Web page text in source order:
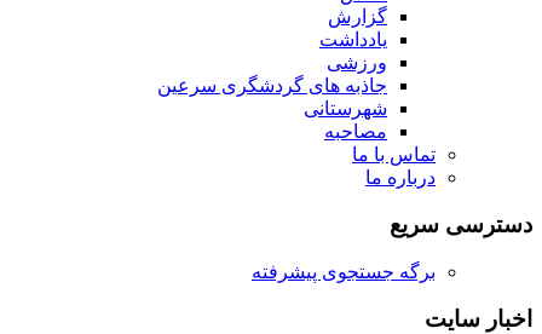
گزارش
یادداشت
ورزشی
جاذبه های گردشگری سرعین
شهرستانی
مصاحبه
تماس با ما
درباره ما
دسترسی سریع
برگه جستجوی پیشرفته
اخبار سایت